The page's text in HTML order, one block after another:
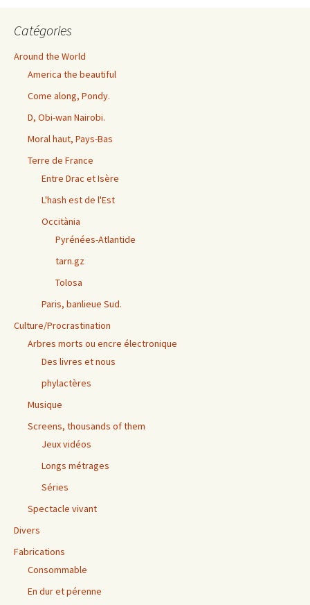
Catégories
Around the World
America the beautiful
Come along, Pondy.
D, Obi-wan Nairobi.
Moral haut, Pays-Bas
Terre de France
Entre Drac et Isère
L'hash est de l'Est
Occitània
Pyrénées-Atlantide
tarn.gz
Tolosa
Paris, banlieue Sud.
Culture/Procrastination
Arbres morts ou encre électronique
Des livres et nous
phylactères
Musique
Screens, thousands of them
Jeux vidéos
Longs métrages
Séries
Spectacle vivant
Divers
Fabrications
Consommable
En dur et pérenne